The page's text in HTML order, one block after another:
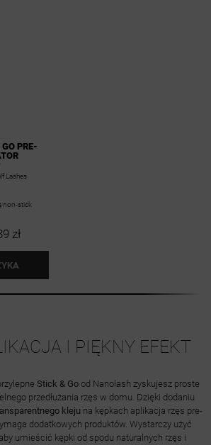
PRE-
Lashes
non-stick
zł
I PIĘKNY EFEKT
Stick & Good Nanolash zyskujesz proste
przedłużania rzęs w domu. Dzięki dodaniu
kleju na kępkach aplikacja rzęs pre-
dodatkowych produktów. Wystarczy użyć
umieścić kępki od spodu naturalnych rzęs i